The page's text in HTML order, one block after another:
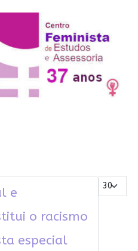
Mostrar #
e
o racismo
especial